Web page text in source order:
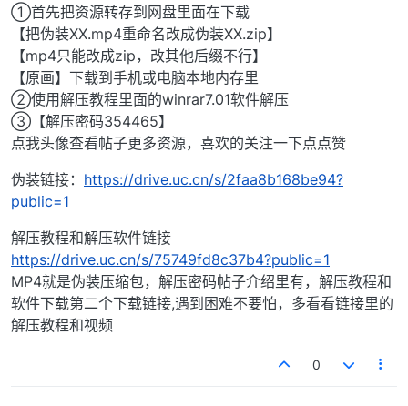
①首先把资源转存到网盘里面在下载
【把伪装XX.mp4重命名改成伪装XX.zip】
【mp4只能改成zip，改其他后缀不行】
【原画】下载到手机或电脑本地内存里
②使用解压教程里面的winrar7.01软件解压
③【解压密码354465】
点我头像查看帖子更多资源，喜欢的关注一下点点赞
伪装链接： https://drive.uc.cn/s/2faa8b168be94?
public=1
解压教程和解压软件链接
https://drive.uc.cn/s/75749fd8c37b4?public=1
MP4就是伪装压缩包，解压密码帖子介绍里有，解压教程和
软件下载第二个下载链接,遇到困难不要怕，多看看链接里的
解压教程和视频
0